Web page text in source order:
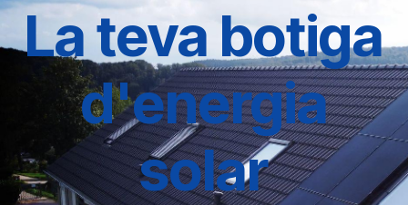
La teva botiga
d'energia
solar